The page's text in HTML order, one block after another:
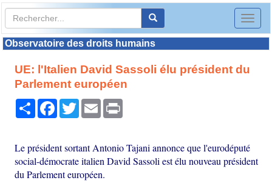
Toggle
Observatoire des droits humains
UE: l'Italien David Sassoli élu président du
Parlement européen
PartagerFacebook
TwitterEmail
Le président sortant Antonio Tajani annonce que l'eurodéputé
social-démocrate italien David Sassoli est élu nouveau président
du Parlement européen.